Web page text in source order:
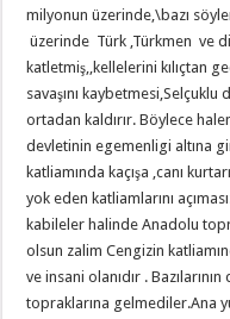
milyonun üzerinde,\bazı
üzerinde Türk ,Türkmen ve
katletmiş,,kellelerini kılıçtan
savaşını
ortadan kaldırır. Böylece
devletinin egemenligi altına
katliamında kaçışa ,canı
yok eden katliamlarını
kabileler halinde Anadolu
olsun zalim Cengizin
ve insani olanıdır .
topraklarına gelmediler.Ana